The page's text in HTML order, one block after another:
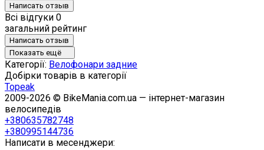
Написать отзыв
Всі відгуки 0
загальний рейтинг
Написать отзыв
Показать ещё
Категорії: Велофонари задние
Добірки товарів в категорії
Topeak
2009-2026 © BikeMania.com.ua — інтернет-магазин
велосипедів
+380635782748
+380995144736
Написати в месенджери: